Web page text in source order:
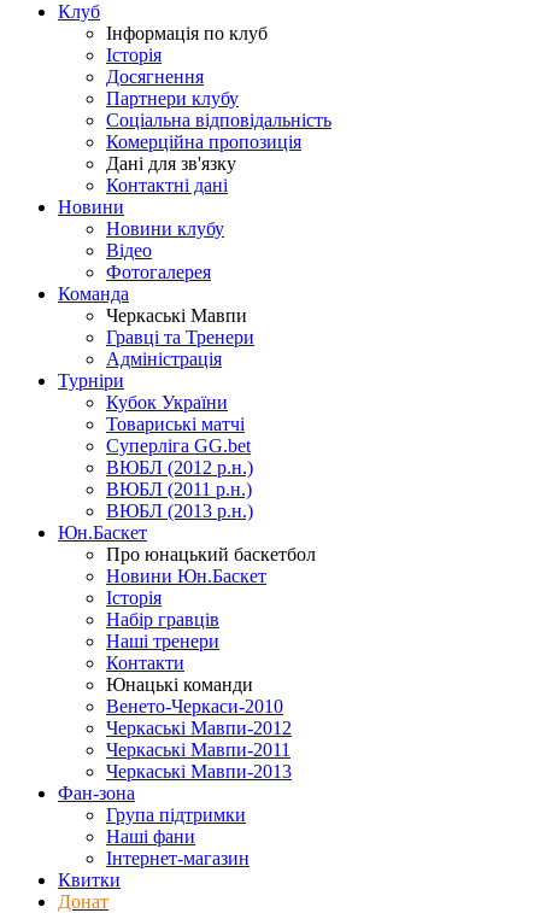
Клуб
Інформація по клуб
Історія
Досягнення
Партнери клубу
Соціальна відповідальність
Комерційна пропозиція
Дані для зв'язку
Контактні дані
Новини
Новини клубу
Відео
Фотогалерея
Команда
Черкаські Мавпи
Гравці та Тренери
Адміністрація
Турніри
Кубок України
Товариські матчі
Суперліга GG.bet
ВЮБЛ (2012 р.н.)
ВЮБЛ (2011 р.н.)
ВЮБЛ (2013 р.н.)
Юн.Баскет
Про юнацький баскетбол
Новини Юн.Баскет
Історія
Набір гравців
Наші тренери
Контакти
Юнацькі команди
Венето-Черкаси-2010
Черкаські Мавпи-2012
Черкаські Мавпи-2011
Черкаські Мавпи-2013
Фан-зона
Група підтримки
Наші фани
Інтернет-магазин
Квитки
Донат